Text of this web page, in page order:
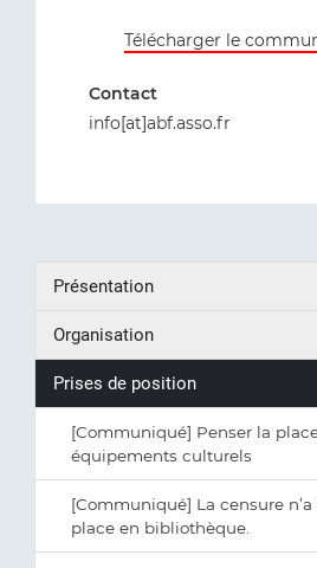
Télécharger le
Contact
info[at]abf.asso.fr
Présentation
Organisation
Prises de position
[Communiqué] Penser la
équipements culturels
[Communiqué] La censure
place en bibliothèque.